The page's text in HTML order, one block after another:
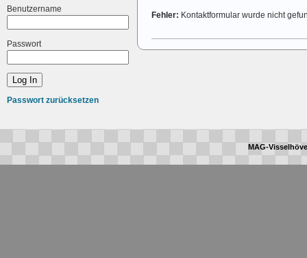
Benutzername
Passwort
Passwort zurücksetzen
Fehler: Kontaktformular wurde nicht
MAG-